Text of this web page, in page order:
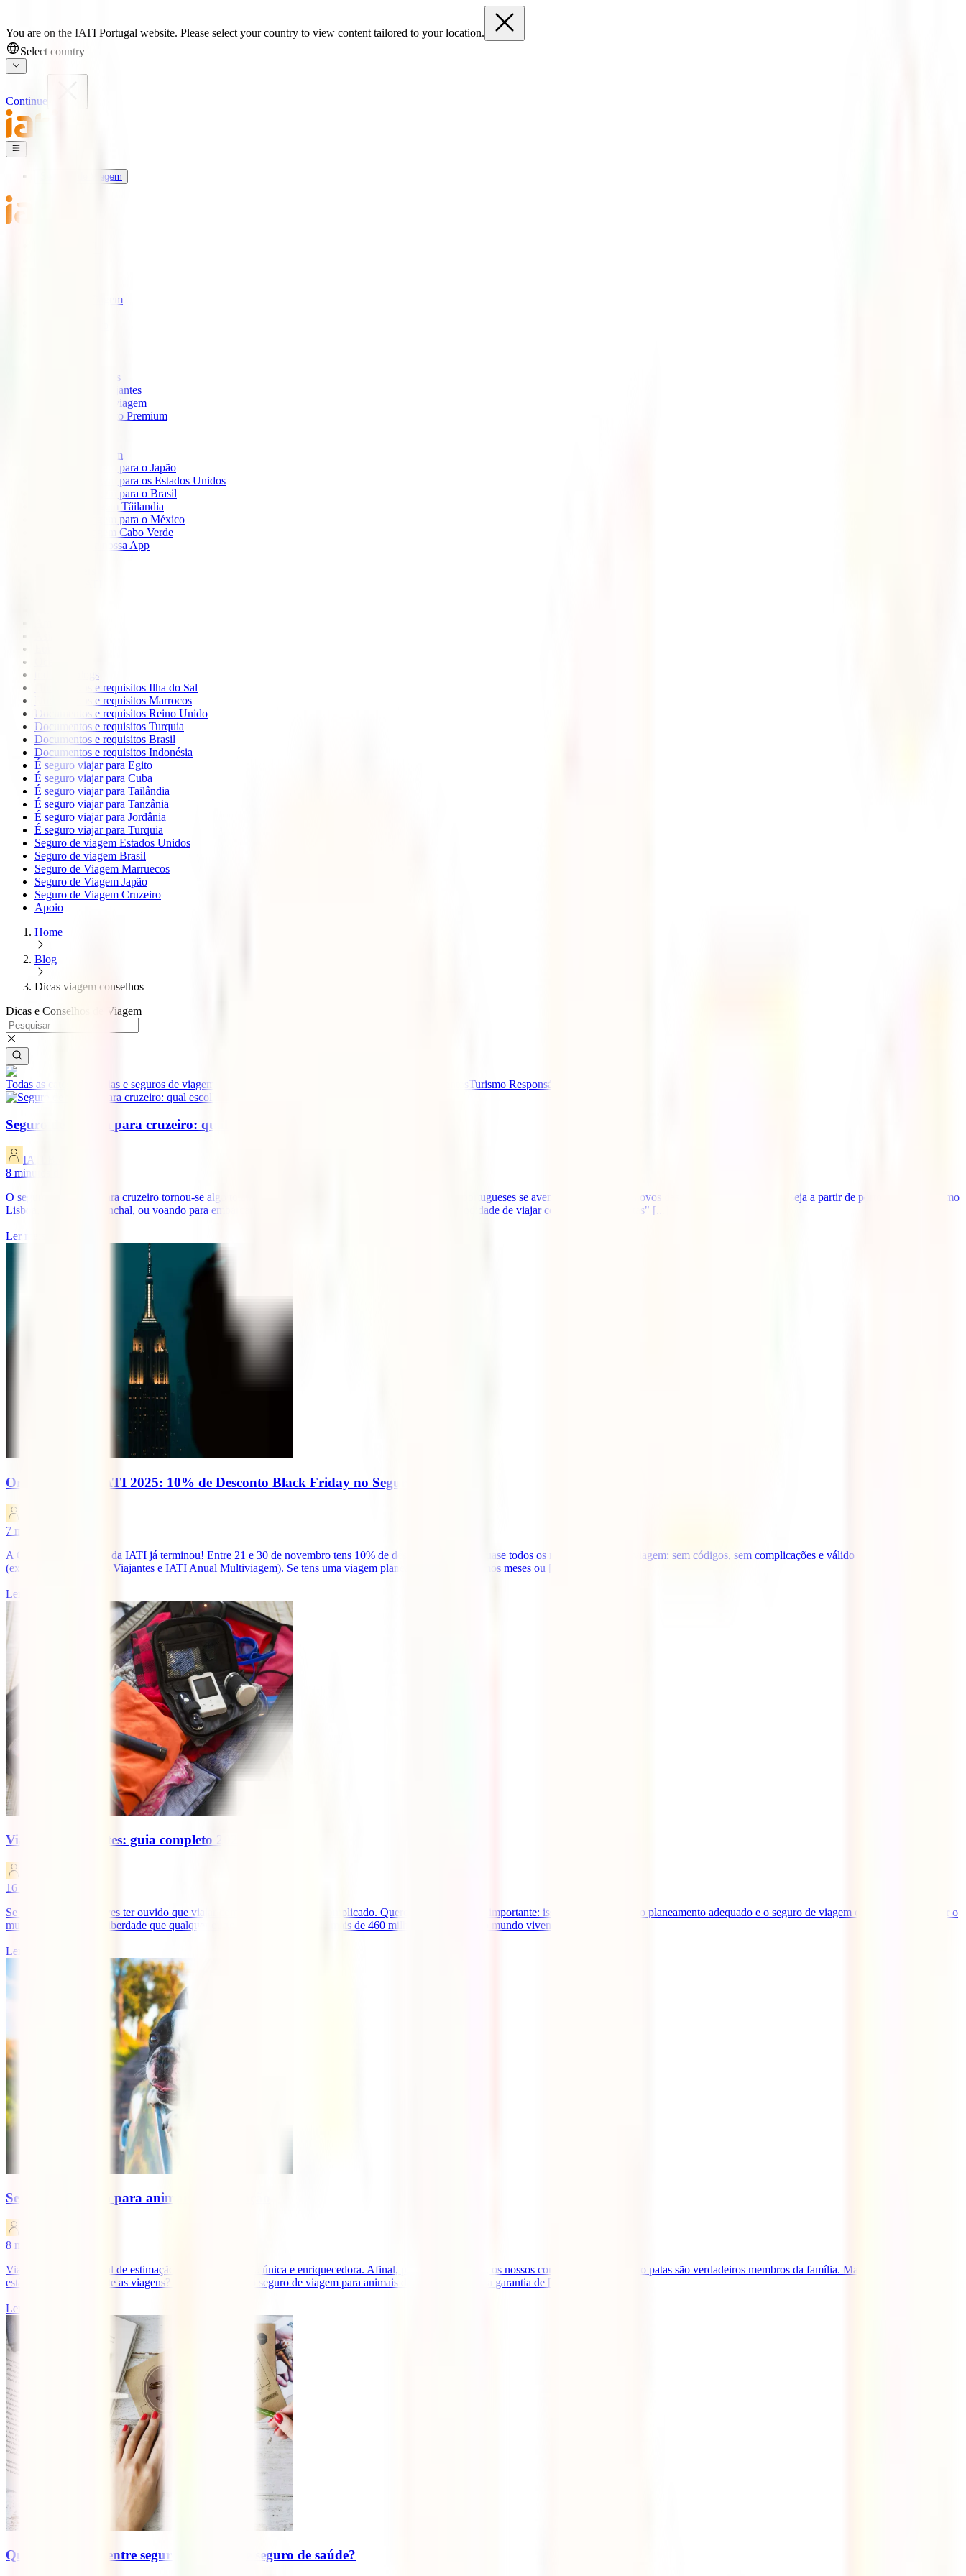
You are on the IATI Portugal website. Please select your country to view content tailored to your location.
Select country
Continue
Seguros de Viagem
Seguros de Viagem
IATI Escapadinhas
IATI Grandes Viajantes
IATI Anual Multiviagem
IATI Cancelamento Premium
Seguros de Viagem
Seguro de viagem para o Japão
Seguro de viagem para os Estados Unidos
Seguro de viagem para o Brasil
Seguro de Viagem Tâilandia
Seguro de viagem para o México
Seguro de viagem Cabo Verde
Descarregue a nossa App
todos os blogs
Documentos e requisitos Ilha do Sal
Documentos e requisitos Marrocos
Documentos e requisitos Reino Unido
Documentos e requisitos Turquia
Documentos e requisitos Brasil
Documentos e requisitos Indonésia
É seguro viajar para Egito
É seguro viajar para Cuba
É seguro viajar para Tailândia
É seguro viajar para Tanzânia
É seguro viajar para Jordânia
É seguro viajar para Turquia
Seguro de viagem Estados Unidos
Seguro de viagem Brasil
Seguro de Viagem Marruecos
Seguro de Viagem Japão
Seguro de Viagem Cruzeiro
Apoio
Home
Blog
Dicas viagem conselhos
Dicas e Conselhos de Viagem
Todas as categorias Guias e seguros de viagem Turismo Responsável
Seguro de viagem para cruzeiro: qual escolher?
IATI Blog
8 minutos de leitura
O seguro de viagem para cruzeiro tornou-se algo totalmente imprescindível. Cada vez mais viajantes portugueses se aventuram a descobrir novos destinos a bordo de navios, seja a partir de portos nacionais como
Lisboa, Leixões ou Funchal, ou voando para embarcar em Barcelona, Miami ou nas Caraíbas. A comodidade de viajar com o "hotel às costas" [...]
Ler mais
Orange Friday IATI 2025: 10% de Desconto Black Friday no Seguro de Viagem
7 minutos de leitura
A Orange Friday 2025 da IATI já terminou! Entre 21 e 30 de novembro tens 10% de desconto direto em quase todos os nossos seguros de viagem: sem códigos, sem complicações e válido para todo o site
(excepto IATI Grandes Viajantes e IATI Anual Multiviagem). Se tens uma viagem planeada para os próximos meses ou [...]
Ler mais
Viajar com diabetes: guia completo 2025
16
Se tens diabetes, já deves ter ouvido que viajar com diabetes pode ser complicado. Queremos dizer-te algo importante: isso é um mito! Com o planeamento adequado e o seguro de viagem certo, podes explorar o
mundo com a mesma liberdade que qualquer outro viajante. Sabias que mais de 460 milhões de pessoas no mundo vivem [...]
Ler mais
Seguro de viagem para animais de estimação
8 minutos de leitura
Viajar com o teu animal de estimação é uma experiência única e enriquecedora. Afinal, para muitos de nós, os nossos companheiros de quatro patas são verdadeiros membros da família. Mas como garantir que
estão protegidos durante as viagens? É aqui que entra o seguro de viagem para animais de estimação – a tua garantia de [...]
Ler mais
Qual a diferença entre seguro de viagem e seguro de saúde?